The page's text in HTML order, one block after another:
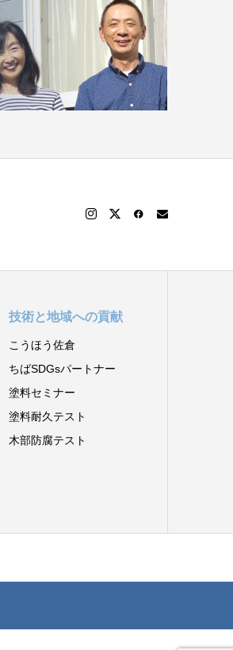
技術と地域への貢献
こうほう佐倉
ちばSDGsパートナー
塗料セミナー
塗料耐久テスト
木部防腐テスト